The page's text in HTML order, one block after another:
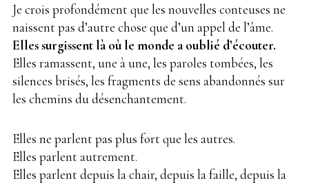
Je crois profondément que les nouvelles conteuses ne
naissent pas d’autre chose que d’un appel de l’âme.
Elles surgissent là où le monde a oublié d’écouter.
Elles ramassent, une à une, les paroles tombées, les
silences brisés, les fragments de sens abandonnés sur
les chemins du désenchantement.
Elles ne parlent pas plus fort que les autres.
Elles parlent autrement.
Elles parlent depuis la chair, depuis la faille, depuis la